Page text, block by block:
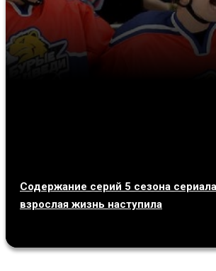
Содержание серий 5 сезона
взрослая жизнь наступила